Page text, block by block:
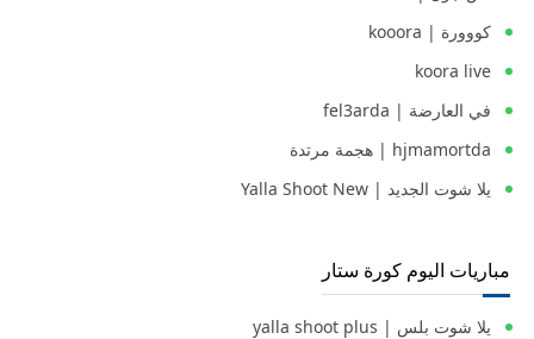
كووورة | kooora
koora live
في العارضة | fel3arda
hjmamortda | هجمة مرتدة
يلا شوت الجديد | Yalla Shoot New
مباريات اليوم كورة ستار
يلا شوت بلس | yalla shoot plus